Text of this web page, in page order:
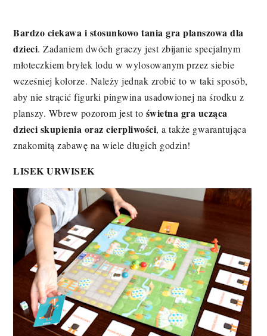
Bardzo ciekawa i stosunkowo tania gra planszowa dla
dzieci. Zadaniem dwóch graczy jest zbijanie specjalnym
młoteczkiem bryłek lodu w wylosowanym przez siebie
wcześniej kolorze. Należy jednak zrobić to w taki sposób,
aby nie strącić figurki pingwina usadowionej na środku z
planszy. Wbrew pozorom jest to świetna gra ucząca
dzieci skupienia oraz cierpliwości, a także gwarantująca
znakomitą zabawę na wiele długich godzin!
LISEK URWISEK